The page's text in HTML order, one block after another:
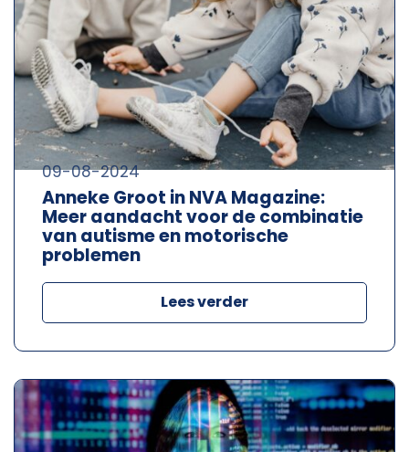
Anneke Groot in NVA Magazine:
Meer aandacht voor de combinatie
van autisme en motorische
problemen
09-08-2024
Lees verder